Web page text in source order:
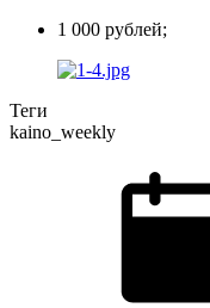
1 000 рублей;
Теги
kaino_weekly